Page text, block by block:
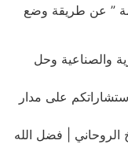
” عن طريقة وضع
والصناعية وحل
على مدار
الروحاني | فضل الله